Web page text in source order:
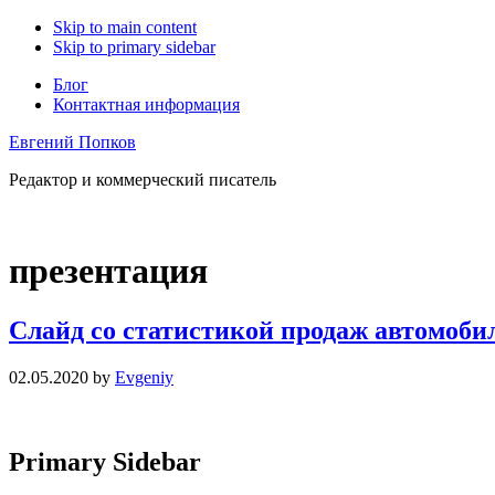
Skip to main content
Skip to primary sidebar
Блог
Контактная информация
Евгений Попков
Редактор и коммерческий писатель
презентация
Слайд со статистикой продаж
02.05.2020 by Evgeniy
Primary Sidebar